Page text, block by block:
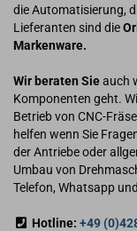
die Automatisierung,
Lieferanten sind die
Markenware.
Wir beraten Sieauch
Komponenten geht.
Betrieb von CNC-
helfen wenn Sie
der Antriebe oder
Umbau von
Telefon, Whatsapp
Hotline: +49